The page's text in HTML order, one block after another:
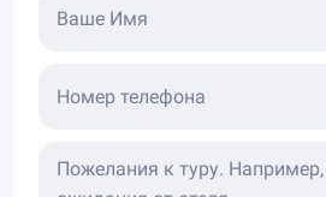
Экскурсионные туры в
тропики впечатляют
Ваше Имя
Номер телефона